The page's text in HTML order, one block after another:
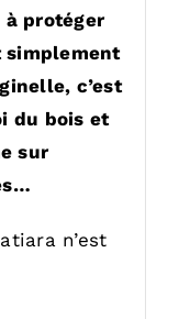
à protéger
simplement
c’est
du bois et
sur
n’est